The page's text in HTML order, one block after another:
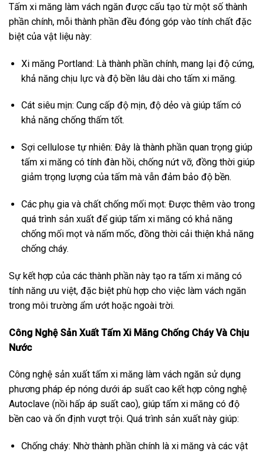
Tấm xi măng làm vách ngăn được cấu tạo từ một số thành
phần chính, mỗi thành phần đều đóng góp vào tính chất đặc
biệt của vật liệu này:
Xi măng Portland: Là thành phần chính, mang lại độ cứng,
khả năng chịu lực và độ bền lâu dài cho tấm xi măng.
Cát siêu mịn: Cung cấp độ mịn, độ dẻo và giúp tấm có
khả năng chống thấm tốt.
Sợi cellulose tự nhiên: Đây là thành phần quan trọng giúp
tấm xi măng có tính đàn hồi, chống nứt vỡ, đồng thời giúp
giảm trọng lượng của tấm mà vẫn đảm bảo độ bền.
Các phụ gia và chất chống mối mọt: Được thêm vào trong
quá trình sản xuất để giúp tấm xi măng có khả năng
chống mối mọt và nấm mốc, đồng thời cải thiện khả năng
chống cháy.
Sự kết hợp của các thành phần này tạo ra tấm xi măng có
tính năng ưu việt, đặc biệt phù hợp cho việc làm vách ngăn
trong môi trường ẩm ướt hoặc ngoài trời.
Công Nghệ Sản Xuất Tấm Xi Măng Chống Cháy Và Chịu
Nước
Công nghệ sản xuất tấm xi măng làm vách ngăn sử dụng
phương pháp ép nóng dưới áp suất cao kết hợp công nghệ
Autoclave (nồi hấp áp suất cao), giúp tấm xi măng có độ
bền cao và ổn định vượt trội. Quá trình sản xuất này giúp:
Chống cháy: Nhờ thành phần chính là xi măng và các vật